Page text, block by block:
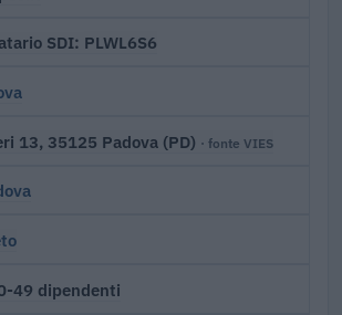
SDI PLWL6S6
13, 35125 Padova (PD) · fonte VIES
49 dipendenti